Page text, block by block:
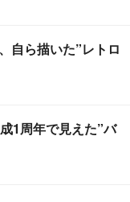
自ら描いた”レトロ
1周年で見えた”バ